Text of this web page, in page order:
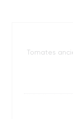
Tomates